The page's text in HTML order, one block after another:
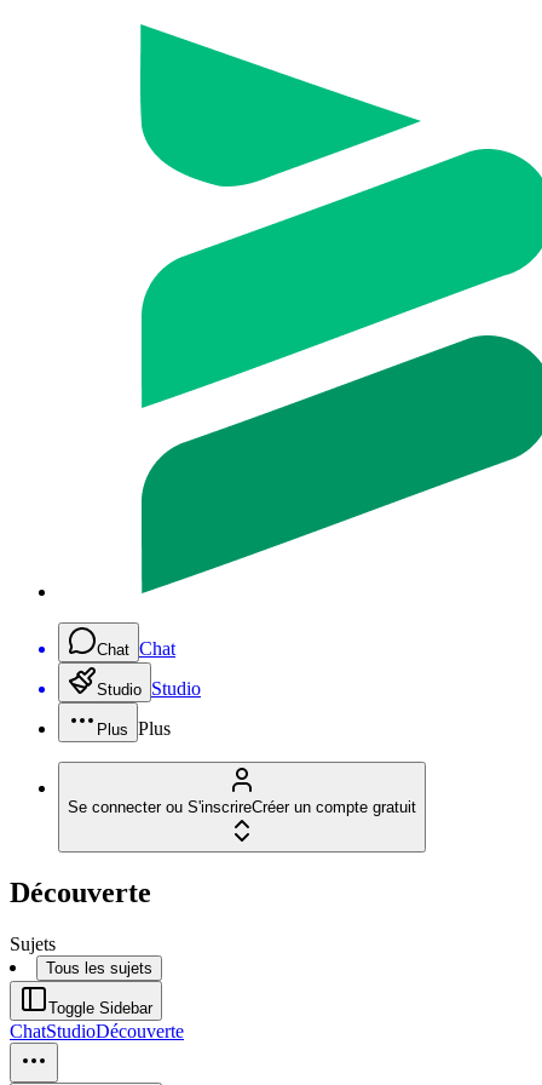
Chat Chat
Studio Studio
Plus Plus
Se connecter ou S'inscrireCréer un compte gratuit
Découverte
Sujets
Tous les sujets
Toggle Sidebar
ChatStudioDécouverte